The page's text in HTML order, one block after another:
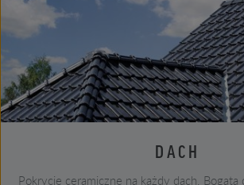
DACH
Pokrycie ceramiczne na każdy dach.